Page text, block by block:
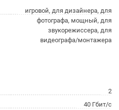
игровой, для дизайнера, для
фотографа, мощный, для
звукорежиссера, для
видеографа/монтажера
2
40 Гбит/с